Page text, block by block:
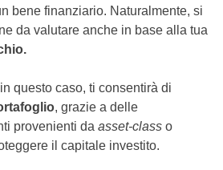
bene finanziario. Naturalmente, si
da valutare anche in base alla tua
questo caso, ti consentirà di
, grazie a delle
provenienti da asset-class o
il capitale investito.